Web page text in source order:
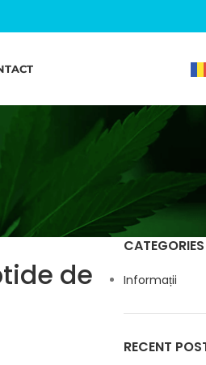
de
CATEGORIES
Informații
RECENT